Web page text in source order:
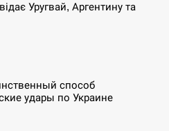
Уругвай, Аргентину та
способ
удары по Украине